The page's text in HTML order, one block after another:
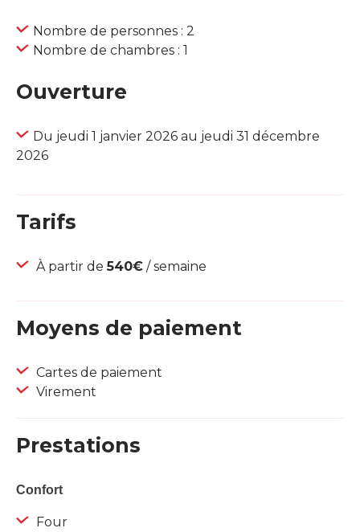
Nombre de personnes : 2
Nombre de chambres : 1
Ouverture
Du jeudi 1 janvier 2026 au jeudi 31 décembre
2026
Tarifs
À partir de540€ / semaine
Moyens de paiement
Cartes de paiement
Virement
Prestations
Confort
Four